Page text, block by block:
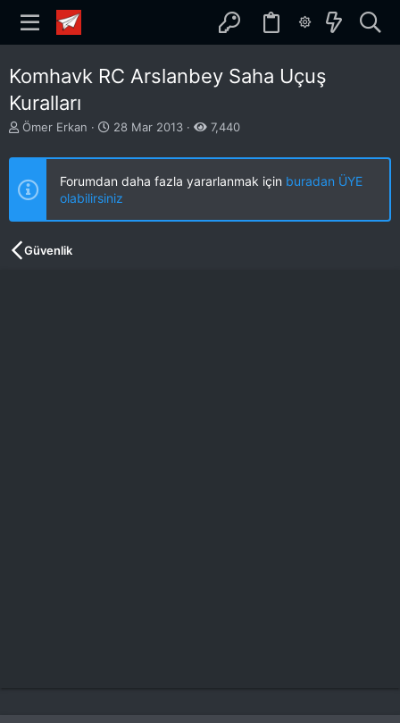
Komhavk RC Arslanbey Saha Uçuş
Kuralları
K
n
u
u
b
a
Ömer Erkan
B
ş
a
n
g
28 Mar 2013 7,440
Forumdan daha fazla yararlanmak için buradan ÜYE
olabilirsiniz
Güvenlik